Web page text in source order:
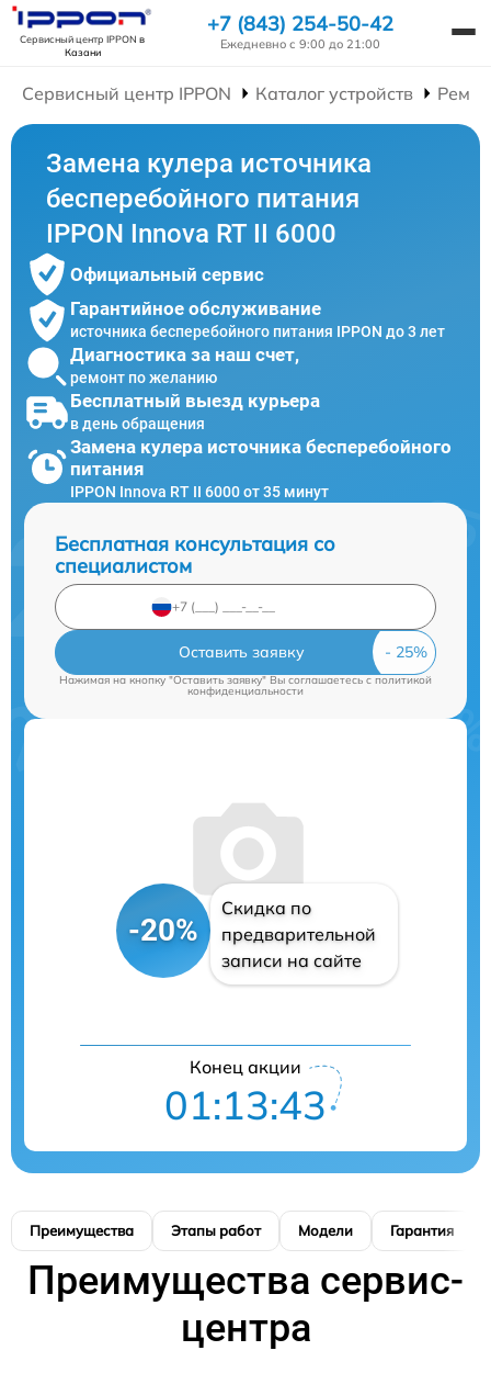
Сервисный центр IPPON в
Казани
+7 (843) 254-50-42
Ежедневно с 9:00 до 21:00
Сервисный центр IPPON Каталог устройств
Замена кулера источника
бесперебойного питания
IPPON Innova RT II 6000
Официальный сервис
Гарантийное обслуживание
источника бесперебойного питания IPPON до 3 лет
Диагностика за наш счет,
ремонт по желанию
Бесплатный выезд курьера
в день обращения
Замена кулера источника бесперебойного
питания
IPPON Innova RT II 6000 от 35 минут
Бесплатная консультация со
специалистом
Оставить заявку
Нажимая на кнопку "Оставить заявку" Вы соглашаетесь cполитикой
конфиденциальности
-20%
Скидка по
предварительной
записи на сайте
Конец акции
01:13:42
Преимущества Этапы работ Модели Гарантия
Преимущества сервис-
центра